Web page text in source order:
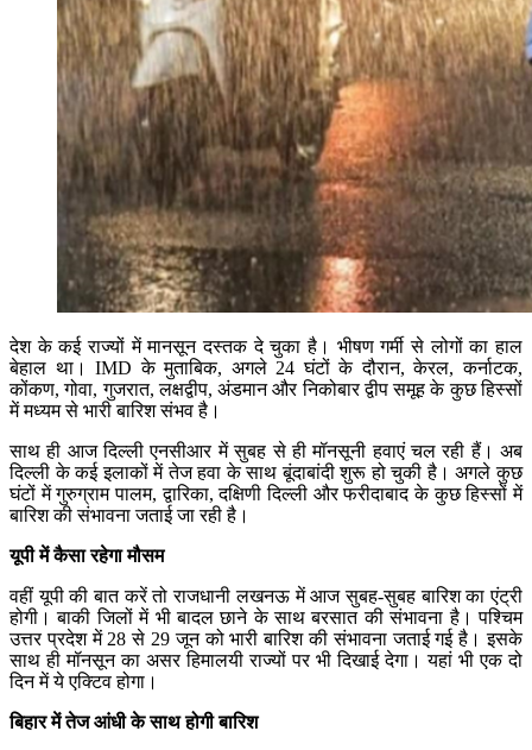
देश के कई राज्यों में मानसून दस्तक दे चुका है। भीषण गर्मी से लोगों का हाल
बेहाल था। IMD के मुताबिक, अगले 24 घंटों के दौरान, केरल, कर्नाटक,
कोंकण, गोवा, गुजरात, लक्षद्वीप, अंडमान और निकोबार द्वीप समूह के कुछ हिस्सों
में मध्यम से भारी बारिश संभव है।
साथ ही आज दिल्ली एनसीआर में सुबह से ही मॉनसूनी हवाएं चल रही हैं। अब
दिल्ली के कई इलाकों में तेज हवा के साथ बूंदाबांदी शुरू हो चुकी है। अगले कुछ
घंटों में गुरुग्राम पालम, द्वारिका, दक्षिणी दिल्ली और फरीदाबाद के कुछ हिस्सों में
बारिश की संभावना जताई जा रही है।
यूपी में कैसा रहेगा मौसम
वहीं यूपी की बात करें तो राजधानी लखनऊ में आज सुबह-सुबह बारिश का एंट्री
होगी। बाकी जिलों में भी बादल छाने के साथ बरसात की संभावना है। पश्चिम
उत्तर प्रदेश में 28 से 29 जून को भारी बारिश की संभावना जताई गई है। इसके
साथ ही मॉनसून का असर हिमालयी राज्यों पर भी दिखाई देगा। यहां भी एक दो
दिन में ये एक्टिव होगा।
बिहार में तेज आंधी के साथ होगी बारिश